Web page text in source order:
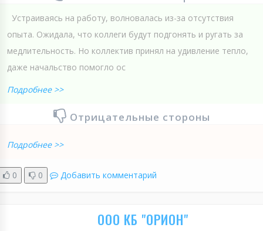
Устраиваясь на работу, волновалась из-за отсутствия
опыта. Ожидала, что коллеги будут подгонять и ругать за
медлительность. Но коллектив принял на удивление тепло,
даже начальство помогло ос
Подробнее >>
Отрицательные стороны
Подробнее >>
0 0 Добавить комментарий
ООО КБ "ОРИОН"